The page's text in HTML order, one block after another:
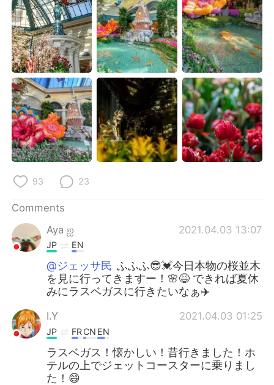
93 23
Comments
Aya ஐ
2021.04.03 13:07
JP EN
@ジェッサ民 ふふふ😎💓今日本物の桜並木
を見に行ってきますー！🌸😆 できれば夏休
みにラスベガスに行きたいなぁ✈️
I.Y 2021.04.03 01:25
JP FRCN EN
ラスベガス！懐かしい！昔行きました！ホ
テルの上でジェットコースターに乗りまし
た！😄